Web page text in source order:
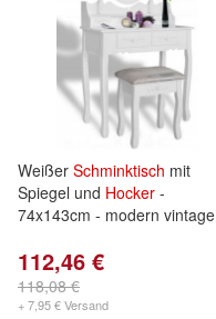
Weißer Schminktisch mit
Spiegel und Hocker -
74x143cm - modern vintage
112,46 €
118,08 €
+ 7,95 € Versand